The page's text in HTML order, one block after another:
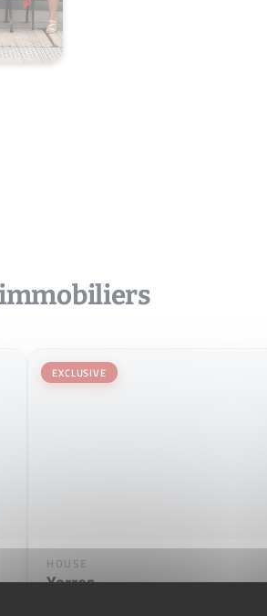
immobiliers
EXCLUSIVE
HOUSE
Yerres